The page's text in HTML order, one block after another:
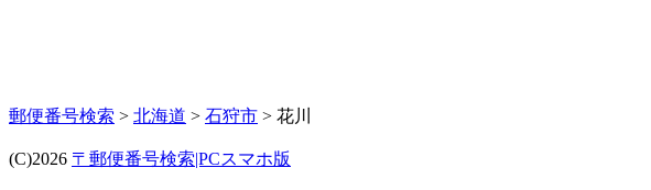
郵便番号検索 > 北海道 > 石狩市 > 花川
(C)2026 〒郵便番号検索|PCスマホ版